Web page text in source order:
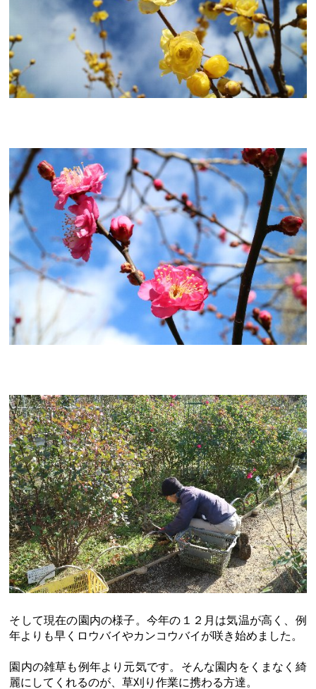
そして現在の園内の様子。今年の１２月は気温が高く、例
年よりも早くロウバイやカンコウバイが咲き始めました。
園内の雑草も例年より元気です。そんな園内をくまなく綺
麗にしてくれるのが、草刈り作業に携わる方達。